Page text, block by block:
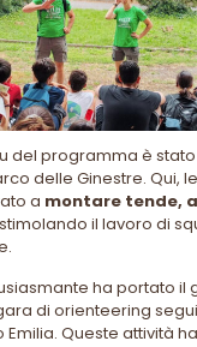
del programma è stato
delle Ginestre. Qui,
a montare tende,
il lavoro di
ha portato il
di orienteering
Emilia. Queste attività